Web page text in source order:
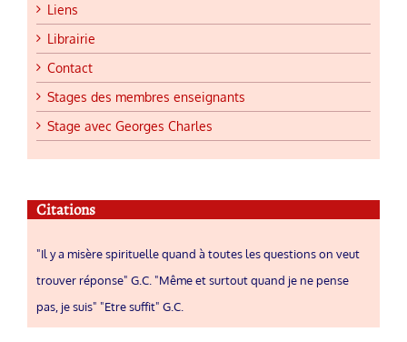
Liens
Librairie
Contact
Stages des membres enseignants
Stage avec Georges Charles
Citations
"Il y a misère spirituelle quand à toutes les questions on veut
trouver réponse" G.C. "Même et surtout quand je ne pense
pas, je suis" "Etre suffit" G.C.